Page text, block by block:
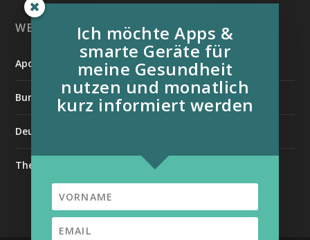
WEITERE INFORMATIONSQUELLEN:
Apotheken Umschau
Bundesverband der Organtransplantierten e.V.
Deutsche Stiftung für chronisch Kranke
The Medical Futurist
Ich möchte Apps &
smarte Geräte für
meine Gesundheit
nutzen und monatlich
kurz informiert werden